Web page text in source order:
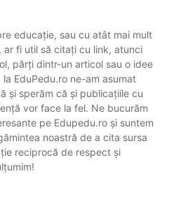
educație, sau cu atât mai mult
fi util să citați cu link, atunci
părți dintr-un articol sau o idee
EduPedu.ro ne-am asumat
și sperăm că și publicațiile cu
vor face la fel. Ne bucurăm
pe Edupedu.ro și suntem
noastră de a cita sursa
reciprocă de respect și